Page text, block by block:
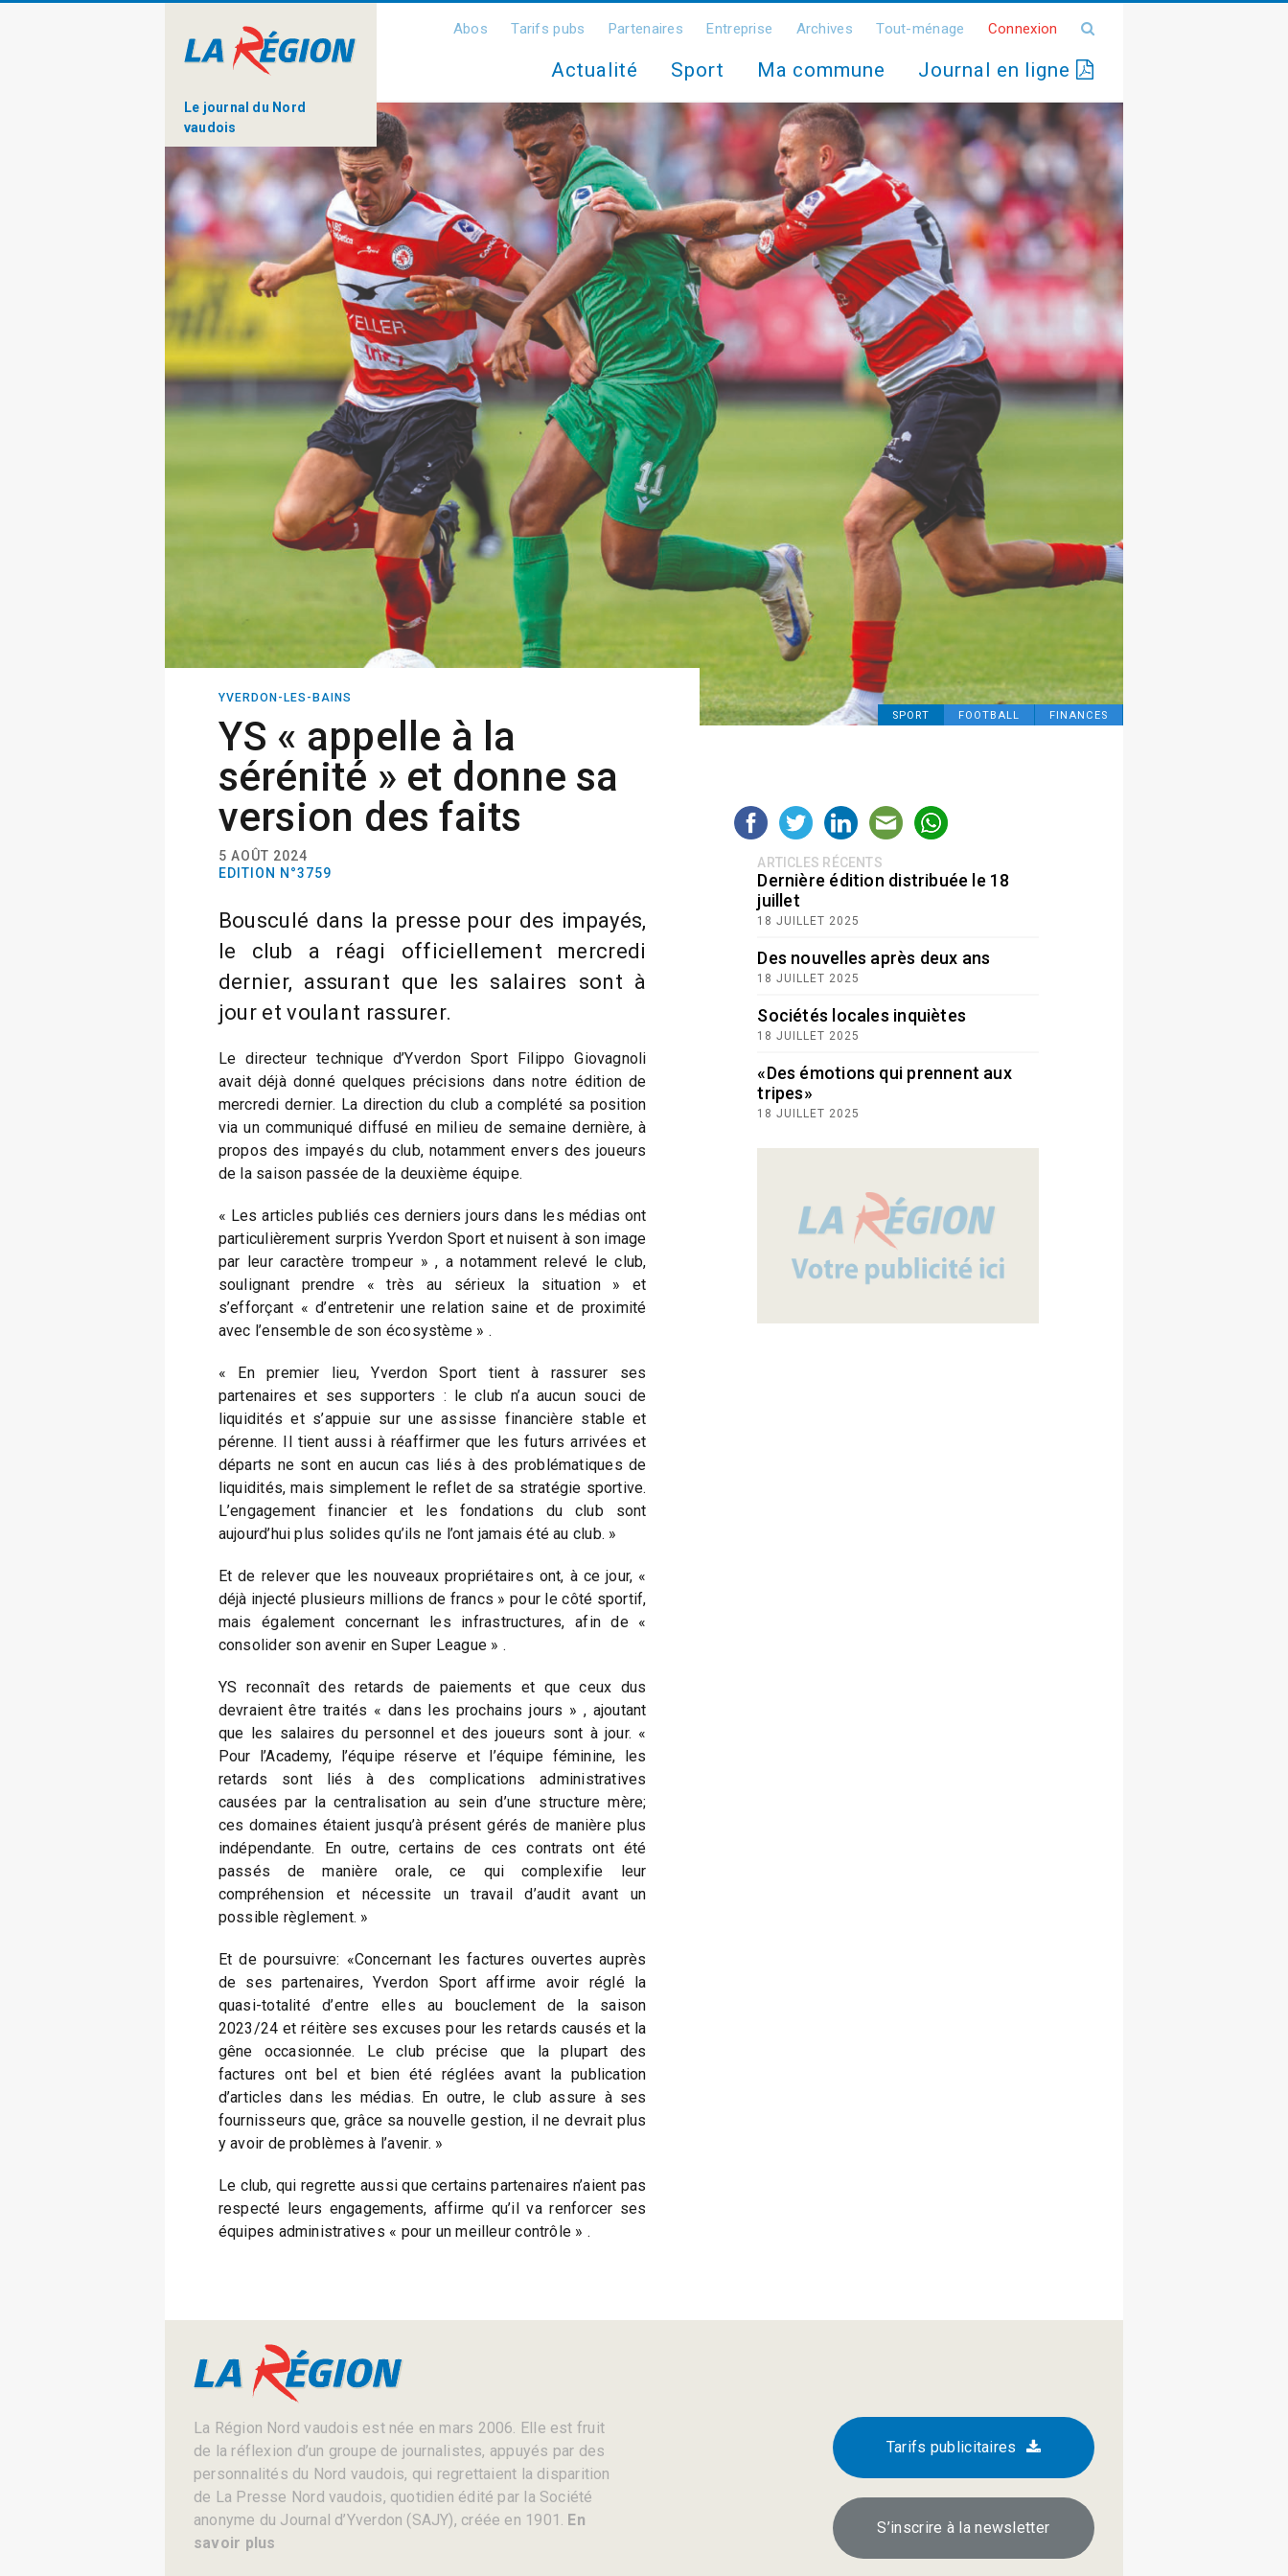
Le journal du Nord
vaudois
Abos Tarifs pubs Partenaires Entreprise Archives Tout-ménage Connexion
Actualité Sport Ma commune Journal en ligne
SPORT FOOTBALL FINANCES
YVERDON-LES-BAINS
YS « appelle à la
sérénité » et donne sa
version des faits
5 AOÛT 2024
EDITION N°3759
Bousculé dans la presse pour des impayés,
le club a réagi officiellement mercredi
dernier, assurant que les salaires sont à
jour et voulant rassurer.
Le directeur technique d’Yverdon Sport Filippo Giovagnoli
avait déjà donné quelques précisions dans notre édition de
mercredi dernier. La direction du club a complété sa position
via un communiqué diffusé en milieu de semaine dernière, à
propos des impayés du club, notamment envers des joueurs
de la saison passée de la deuxième équipe.
« Les articles publiés ces derniers jours dans les médias ont
particulièrement surpris Yverdon Sport et nuisent à son image
par leur caractère trompeur » , a notamment relevé le club,
soulignant prendre « très au sérieux la situation » et
s’efforçant « d’entretenir une relation saine et de proximité
avec l’ensemble de son écosystème » .
« En premier lieu, Yverdon Sport tient à rassurer ses
partenaires et ses supporters : le club n’a aucun souci de
liquidités et s’appuie sur une assisse financière stable et
pérenne. Il tient aussi à réaffirmer que les futurs arrivées et
départs ne sont en aucun cas liés à des problématiques de
liquidités, mais simplement le reflet de sa stratégie sportive.
L’engagement financier et les fondations du club sont
aujourd’hui plus solides qu’ils ne l’ont jamais été au club. »
Et de relever que les nouveaux propriétaires ont, à ce jour, «
déjà injecté plusieurs millions de francs » pour le côté sportif,
mais également concernant les infrastructures, afin de «
consolider son avenir en Super League » .
YS reconnaît des retards de paiements et que ceux dus
devraient être traités « dans les prochains jours » , ajoutant
que les salaires du personnel et des joueurs sont à jour. «
Pour l’Academy, l’équipe réserve et l’équipe féminine, les
retards sont liés à des complications administratives
causées par la centralisation au sein d’une structure mère;
ces domaines étaient jusqu’à présent gérés de manière plus
indépendante. En outre, certains de ces contrats ont été
passés de manière orale, ce qui complexifie leur
compréhension et nécessite un travail d’audit avant un
possible règlement. »
Et de poursuivre: «Concernant les factures ouvertes auprès
de ses partenaires, Yverdon Sport affirme avoir réglé la
quasi-totalité d’entre elles au bouclement de la saison
2023/24 et réitère ses excuses pour les retards causés et la
gêne occasionnée. Le club précise que la plupart des
factures ont bel et bien été réglées avant la publication
d’articles dans les médias. En outre, le club assure à ses
fournisseurs que, grâce sa nouvelle gestion, il ne devrait plus
y avoir de problèmes à l’avenir. »
Le club, qui regrette aussi que certains partenaires n’aient pas
respecté leurs engagements, affirme qu’il va renforcer ses
équipes administratives « pour un meilleur contrôle » .
ARTICLES RÉCENTS
Dernière édition distribuée le 18
juillet
18 JUILLET 2025
Des nouvelles après deux ans
18 JUILLET 2025
Sociétés locales inquiètes
18 JUILLET 2025
«Des émotions qui prennent aux
tripes»
18 JUILLET 2025
La Région Nord vaudois est née en mars 2006. Elle est fruit
de la réflexion d’un groupe de journalistes, appuyés par des
personnalités du Nord vaudois, qui regrettaient la disparition
de La Presse Nord vaudois, quotidien édité par la Société
anonyme du Journal d’Yverdon (SAJY), créée en 1901. En
savoir plus
Tarifs publicitaires
S’inscrire à la newsletter